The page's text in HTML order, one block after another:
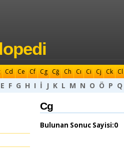
lopedi
Cd Ce Cf Cg Cğ Ch Cı Ci Cj Ck Cl
E F G H I İ J K L M N O Ö P Q
Cg
Bulunan Sonuc Sayisi:0